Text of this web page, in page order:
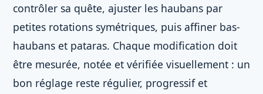
contrôler sa quête, ajuster les haubans par
petites rotations symétriques, puis affiner bas-
haubans et pataras. Chaque modification doit
être mesurée, notée et vérifiée visuellement : un
bon réglage reste régulier, progressif et